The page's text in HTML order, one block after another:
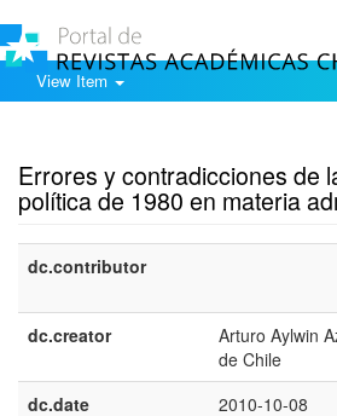
View Item
Errores y contradicciones de
política de 1980 en materia
dc.contributor
dc.creator
Arturo Aylwin
de Chile
dc.date
2010-10-08